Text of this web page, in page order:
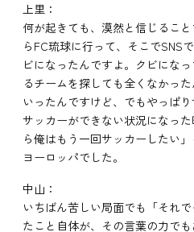
上里：
何が起きても、漠然と信じるこ
らFC琉球に行って、そこでSNS
ビになったんですよ。クビにな
るチームを探しても全くなかっ
いったんですけど、でもやっぱ
サッカーができない状況になっ
ら俺はもう一回サッカーしたい
ヨーロッパでした。
中山：
いちばん苦しい局面でも「それ
たこと自体が、その言葉の力でも